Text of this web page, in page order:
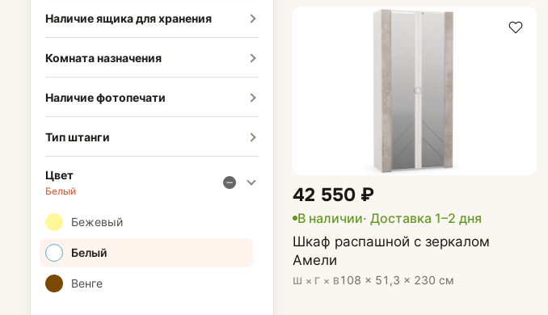
Наличие ящика для хранения
Комната назначения
Наличие фотопечати
Тип штанги
Белый
Цвет
Бежевый
Белый
Венге
42 550 ₽
В наличии· Доставка 1–2 дня
Шкаф распашной с зеркалом
Амели
Ш × Г × В108 × 51,3 × 230 см